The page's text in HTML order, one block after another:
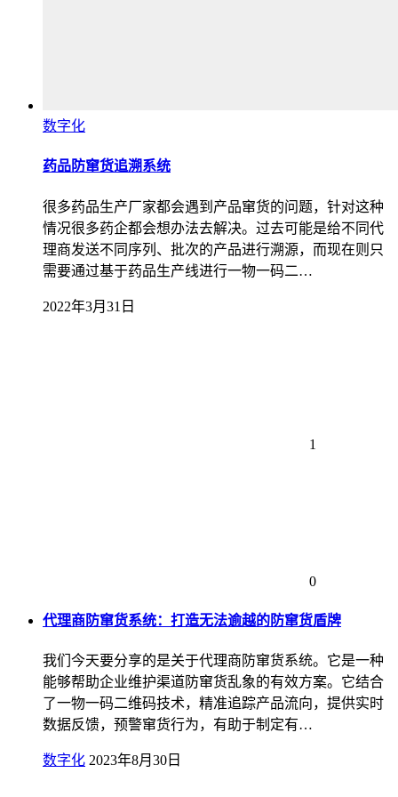
数字化
药品防窜货追溯系统
很多药品生产厂家都会遇到产品窜货的问题，针对这种
情况很多药企都会想办法去解决。过去可能是给不同代
理商发送不同序列、批次的产品进行溯源，而现在则只
需要通过基于药品生产线进行一物一码二…
2022年3月31日
1
0
代理商防窜货系统：打造无法逾越的防窜货盾牌
我们今天要分享的是关于代理商防窜货系统。它是一种
能够帮助企业维护渠道防窜货乱象的有效方案。它结合
了一物一码二维码技术，精准追踪产品流向，提供实时
数据反馈，预警窜货行为，有助于制定有…
数字化 2023年8月30日